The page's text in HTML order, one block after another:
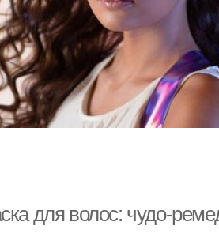
для волос: чудо-